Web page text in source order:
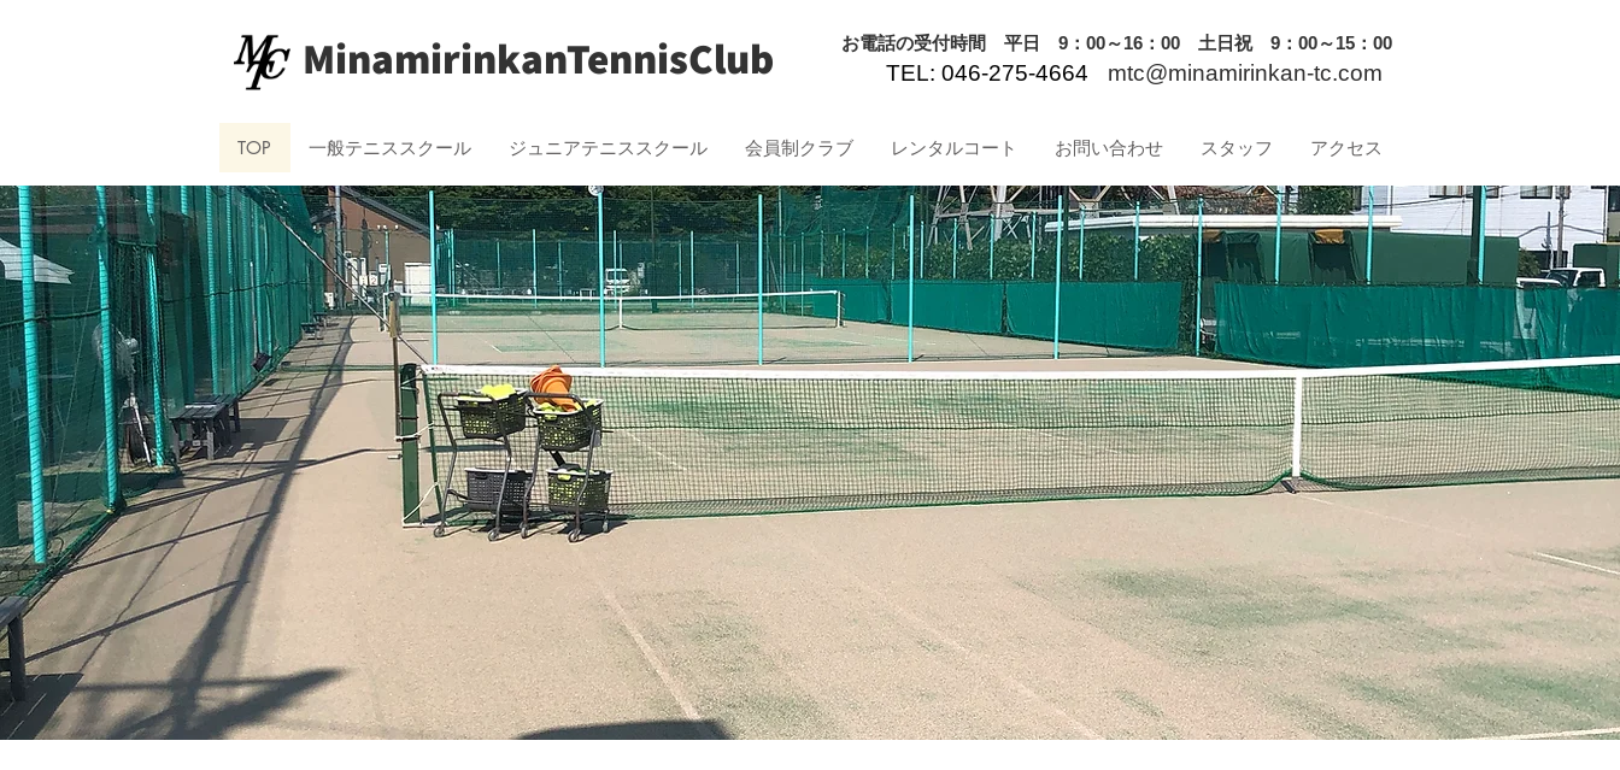
MinamirinkanTennisClub ​お電話の受付時間 平日 9：00～16：00 土日祝 9：00～15：00
TEL: 046-275-4664 mtc@minamirinkan-tc.com
TOP 一般テニススクール ジュニアテニススクール 会員制クラブ レンタルコート お問い合わせ スタッフ アクセス